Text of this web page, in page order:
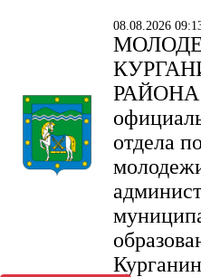
08.08.2026
РАЙОНА
отдела